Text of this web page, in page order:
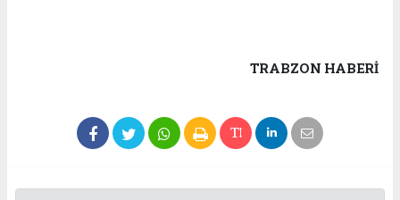
TRABZON HABERİ